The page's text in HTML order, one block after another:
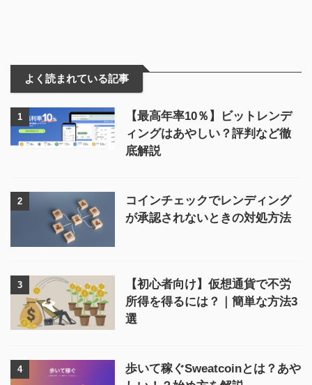
よく読まれている記事
1
【最高年率10％】ビットレンデ
ィングはあやしい？評判など徹
底解説
2
コインチェックでレンディング
が承認されないときの対処方法
3
【初心者向け】仮想通貨で不労
所得を得るには？｜簡単な方法3
選
4
歩いて稼ぐSweatcoinとは？あや